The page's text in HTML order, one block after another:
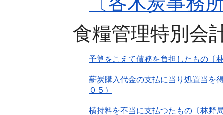
食糧管理特別
予算をこえて債務を負担したもの〔
薪炭購入代金の支払に当り処置当を
０５）
横持料を不当に支払つたもの〔林野